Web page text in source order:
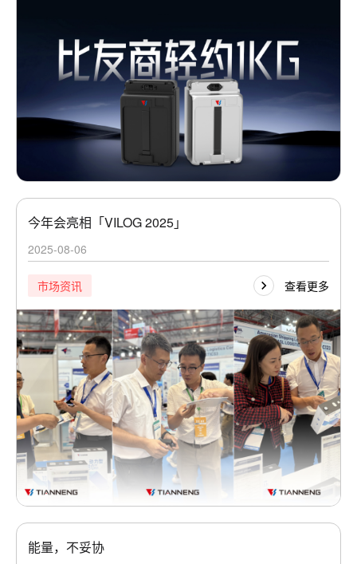
今年会亮相「VILOG 2025」
2025-08-06
市场资讯 查看更多
能量，不妥协